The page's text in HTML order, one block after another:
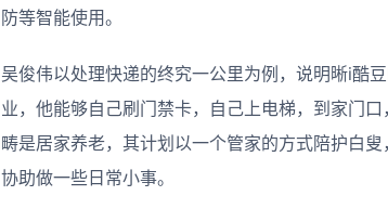
防等智能使用。
吴俊伟以处理快递的终究一公里为例，说明晰i酷
业，他能够自己刷门禁卡，自己上电梯，到家门
畴是居家养老，其计划以一个管家的方式陪护白
协助做一些日常小事。